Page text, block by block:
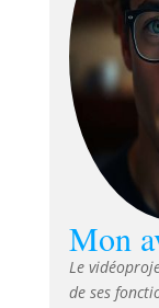
en
14
Mon
Le
de ses